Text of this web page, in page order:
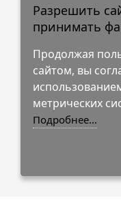
круглосуточно.
© 2009-2026
Разрешить
принимать
Продолжая
сайтом, вы
метрических
Подробнее...